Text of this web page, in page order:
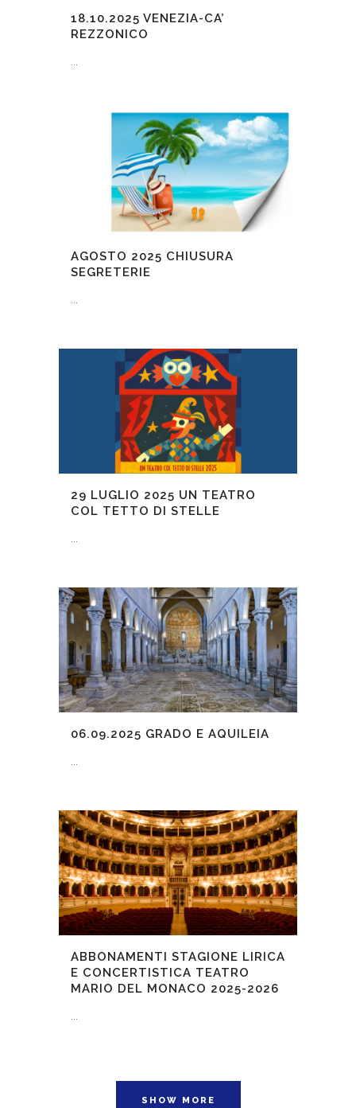
18.10.2025 VENEZIA-CA’
REZZONICO
AGOSTO 2025 CHIUSURA
SEGRETERIE
29 LUGLIO 2025 UN TEATRO
COL TETTO DI STELLE
06.09.2025 GRADO E AQUILEIA
ABBONAMENTI STAGIONE LIRICA
E CONCERTISTICA TEATRO
MARIO DEL MONACO 2025-2026
SHOW MORE